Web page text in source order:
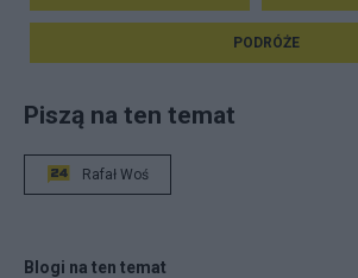
PODRÓŻE
Piszą na ten temat
Rafał Woś
Blogi na ten temat